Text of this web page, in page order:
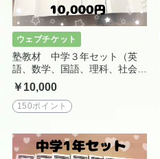
ウェブチケット
塾教材 中学３年セット（英
語、数学、国語、理科、社会）
教科書ワーク
￥10,000
150ポイント